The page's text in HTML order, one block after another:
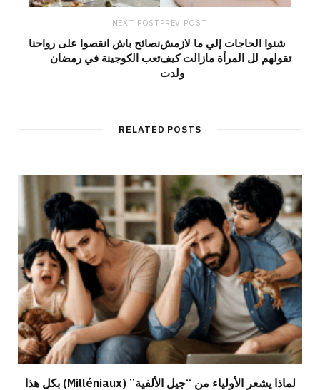
PREV POST
شنوا الحاجات إلي ما لازمش
تقولهم لل المرأة مازالت كيف
ولدت
NEXT POST
نصائح باش انقصوا على رواحنا
تعب الكوجينة في رمضان
RELATED POSTS
لماذا يشعر الأولياء من “جيل الألفية” (Milléniaux) بكل هذا